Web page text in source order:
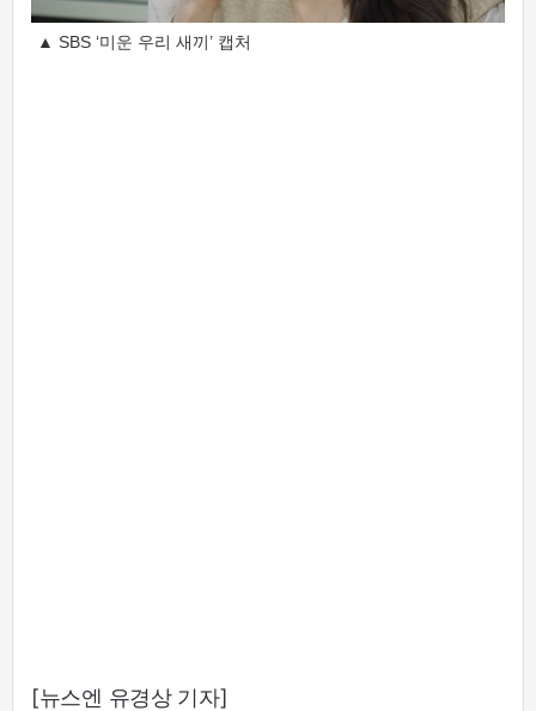
▲ SBS ‘미운 우리 새끼’ 캡처
[뉴스엔 유경상 기자]